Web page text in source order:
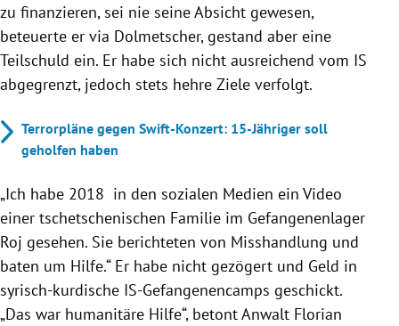
zu finanzieren, sei nie seine Absicht gewesen,
beteuerte er via Dolmetscher, gestand aber eine
Teilschuld ein. Er habe sich nicht ausreichend vom IS
abgegrenzt, jedoch stets hehre Ziele verfolgt.
Terrorpläne gegen Swift-Konzert: 15-Jähriger soll
geholfen haben
„Ich habe 2018 in den sozialen Medien ein Video
einer tschetschenischen Familie im Gefangenenlager
Roj gesehen. Sie berichteten von Misshandlung und
baten um Hilfe.“ Er habe nicht gezögert und Geld in
syrisch-kurdische IS-Gefangenencamps geschickt.
„Das war humanitäre Hilfe“, betont Anwalt Florian